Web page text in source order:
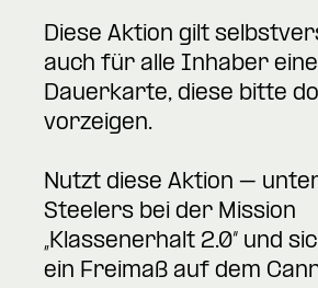
Diese Aktion gilt
auch für alle Inhaber
Dauerkarte, diese bitte
vorzeigen.
Nutzt diese Aktion –
Steelers bei der Mission
„Klassenerhalt 2.0“ und
ein Freimaß auf dem